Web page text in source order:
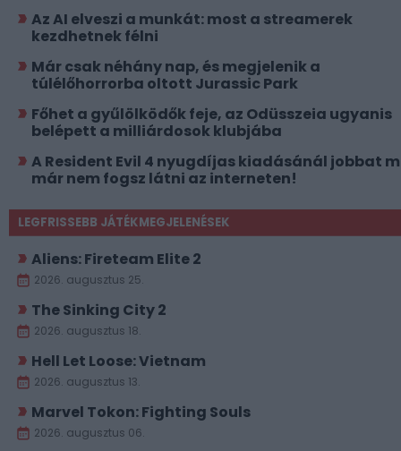
Az AI elveszi a munkát: most a streamerek
kezdhetnek félni
Már csak néhány nap, és megjelenik a
túlélőhorrorba oltott Jurassic Park
Főhet a gyűlölködők feje, az Odüsszeia ugyanis
belépett a milliárdosok klubjába
A Resident Evil 4 nyugdíjas kiadásánál jobbat
már nem fogsz látni az interneten!
LEGFRISSEBB JÁTÉKMEGJELENÉSEK
Aliens: Fireteam Elite 2
2026. augusztus 25.
The Sinking City 2
2026. augusztus 18.
Hell Let Loose: Vietnam
2026. augusztus 13.
Marvel Tokon: Fighting Souls
2026. augusztus 06.